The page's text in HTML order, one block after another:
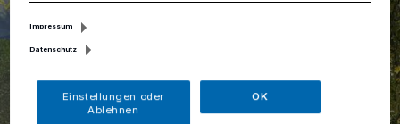
Impressum
Datenschutz
Einstellungen oder
Ablehnen
OK